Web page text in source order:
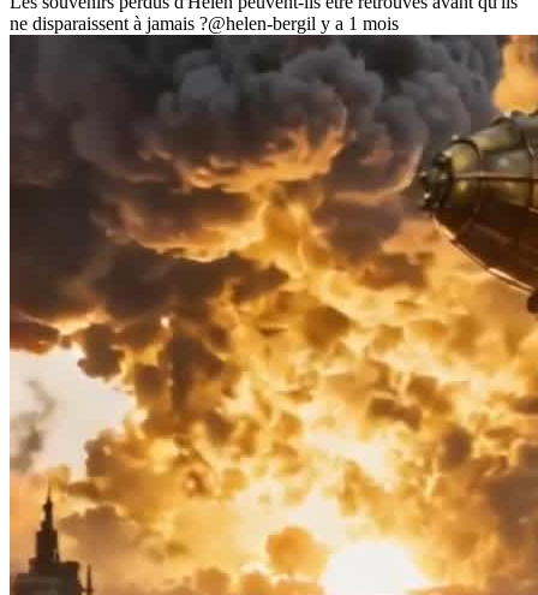
ne disparaissent à jamais ?@helen-bergil y a 1 mois